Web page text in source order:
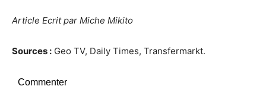
Article Ecrit par Miche Mikito
Sources : Geo TV, Daily Times, Transfermarkt.
Commenter